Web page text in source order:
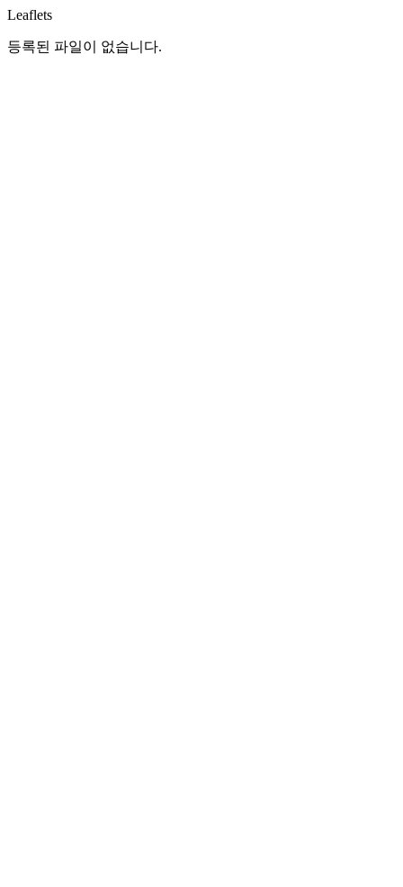
Leaflets
등록된 파일이 없습니다.